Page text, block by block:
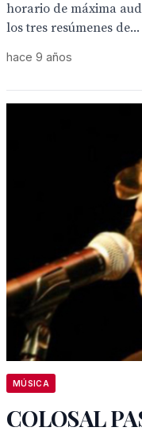
horario de máxima
los tres resúmenes de...
hace 9 años
MÚSICA
COLOSAL